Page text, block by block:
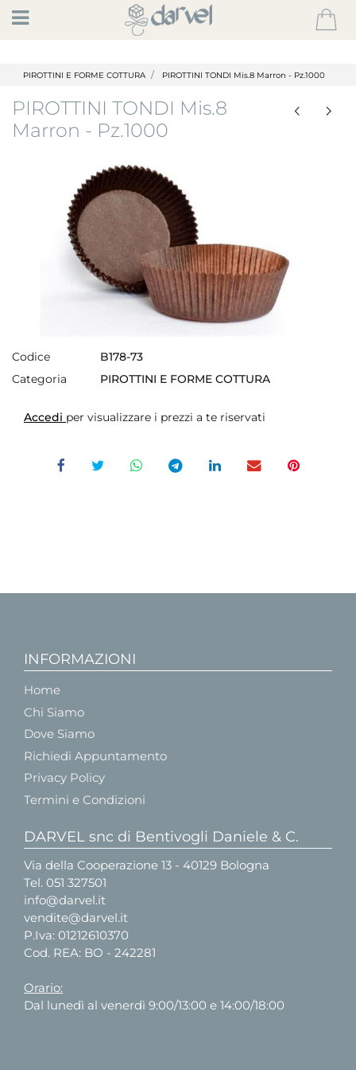
Open
PIROTTINI E FORME COTTURA PIROTTINI TONDI Mis.8 Marron - Pz.1000
PIROTTINI TONDI Mis.8
Marron - Pz.1000
Codice
B178-73
Categoria
PIROTTINI E FORME COTTURA
Accedi per visualizzare i prezzi a te riservati
INFORMAZIONI
Home
Chi Siamo
Dove Siamo
Richiedi Appuntamento
Privacy Policy
Termini e Condizioni
DARVEL snc di Bentivogli Daniele & C.
Via della Cooperazione 13 - 40129 Bologna
Tel. 051 327501
info@darvel.it
vendite@darvel.it
P.Iva: 01212610370
Cod. REA: BO - 242281
Orario:
Dal lunedì al venerdì 9:00/13:00 e 14:00/18:00